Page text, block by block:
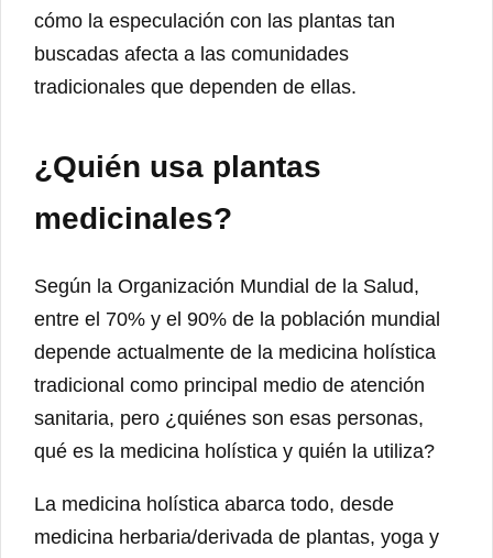
cómo la especulación con las plantas tan
buscadas afecta a las comunidades
tradicionales que dependen de ellas.
¿Quién usa plantas
medicinales?
Según la Organización Mundial de la Salud,
entre el 70% y el 90% de la población mundial
depende actualmente de la medicina holística
tradicional como principal medio de atención
sanitaria, pero ¿quiénes son esas personas,
qué es la medicina holística y quién la utiliza?
La medicina holística abarca todo, desde
medicina herbaria/derivada de plantas, yoga y